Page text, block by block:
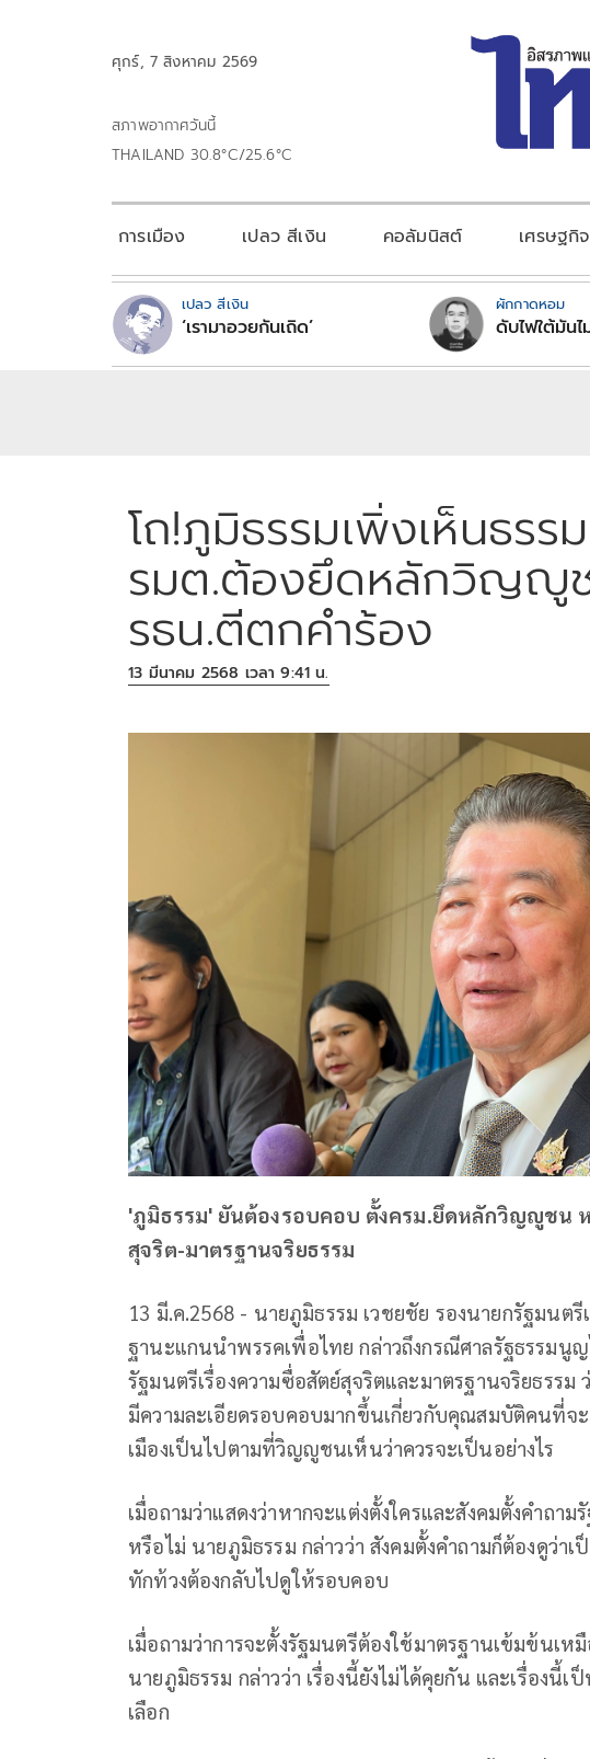
ศุกร์, 7 สิงหาคม 2569
สภาพอากาศวันนี้
THAILAND 30.8°C/25.6°C
การเมือง เปลว สีเงิน คอลัมนิสต์ เศรษฐกิจ
เปลว สีเงิน
‘เรามาอวยกันเถิด’
ผักกาดหอม
ดับไฟใต้มันไ
โถ!ภูมิธรรมเพิ่งเห็นธร
รมต.ต้องยึดหลักวิญญู
รธน.ตีตกคำร้อง
13 มีนาคม 2568 เวลา 9:41 น.
'ภูมิธรรม' ยันต้องรอบคอบ ตั้งครม.ยึดหลักวิญญูชน
สุจริต-มาตรฐานจริยธรรม
13 มี.ค.2568 - นายภูมิธรรม เวชยชัย รองนายกรัฐมนต
ฐานะแกนนำพรรคเพื่อไทย กล่าวถึงกรณีศาลรัฐธรรมนู
รัฐมนตรีเรื่องความซื่อสัตย์สุจริตและมาตรฐานจริยธรรม
มีความละเอียดรอบคอบมากขึ้นเกี่ยวกับคุณสมบัติคนที่จ
เมืองเป็นไปตามที่วิญญูชนเห็นว่าควรจะเป็นอย่างไร
เมื่อถามว่าแสดงว่าหากจะแต่งตั้งใครและสังคมตั้งคำถา
หรือไม่ นายภูมิธรรม กล่าวว่า สังคมตั้งคำถามก็ต้องดูว่า
ทักท้วงต้องกลับไปดูให้รอบคอบ
เมื่อถามว่าการจะตั้งรัฐมนตรีต้องใช้มาตรฐานเข้มข้นเ
นายภูมิธรรม กล่าวว่า เรื่องนี้ยังไม่ได้คุยกัน และเรื่องนี้
เลือก